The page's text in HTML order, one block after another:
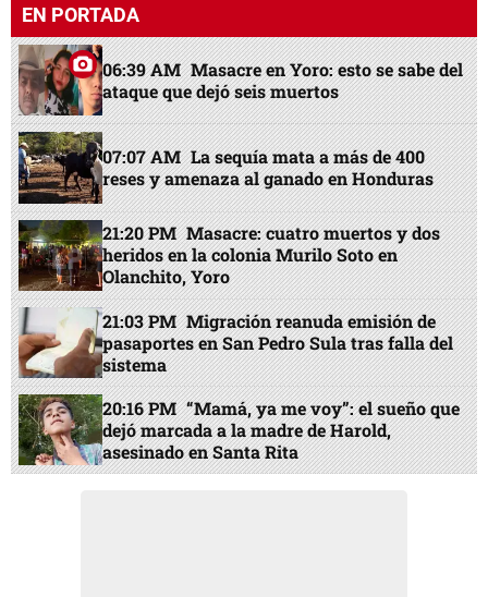
EN PORTADA
06:39 AM Masacre en Yoro: esto se sabe del
ataque que dejó seis muertos
07:07 AM La sequía mata a más de 400
reses y amenaza al ganado en Honduras
21:20 PM Masacre: cuatro muertos y dos
heridos en la colonia Murilo Soto en
Olanchito, Yoro
21:03 PM Migración reanuda emisión de
pasaportes en San Pedro Sula tras falla del
sistema
20:16 PM “Mamá, ya me voy”: el sueño que
dejó marcada a la madre de Harold,
asesinado en Santa Rita